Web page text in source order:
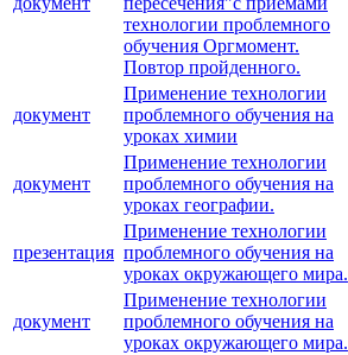
технологии проблемного
обучения Оргмомент.
Повтор пройденного.
документ
Применение технологии
проблемного обучения на
уроках химии
документ
Применение технологии
проблемного обучения на
уроках географии.
презентация
Применение технологии
проблемного обучения на
уроках окружающего мира.
документ
Применение технологии
проблемного обучения на
уроках окружающего мира.